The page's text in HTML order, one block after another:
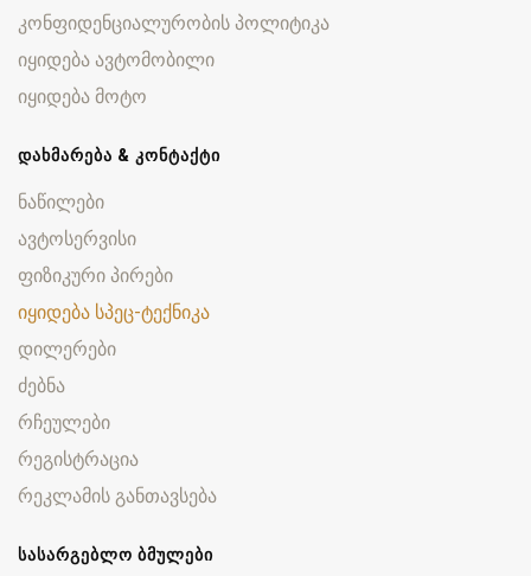
კონფიდენციალურობის პოლიტიკა
იყიდება ავტომობილი
იყიდება მოტო
ᲓᲐᲮᲛᲐᲠᲔᲑᲐ & ᲙᲝᲜᲢᲐᲥᲢᲘ
ნაწილები
ავტოსერვისი
ფიზიკური პირები
იყიდება სპეც-ტექნიკა
დილერები
ძებნა
რჩეულები
რეგისტრაცია
რეკლამის განთავსება
ᲡᲐᲡᲐᲠᲒᲔᲑᲚᲝ ᲑᲛᲣᲚᲔᲑᲘ